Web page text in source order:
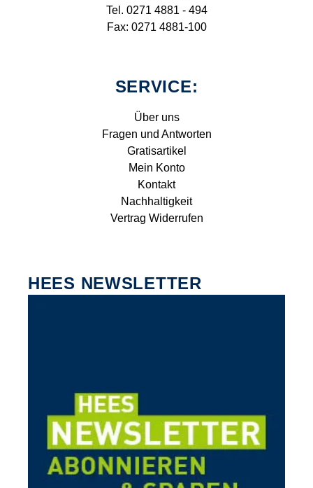
Tel. 0271 4881 - 494
Fax: 0271 4881-100
SERVICE:
Über uns
Fragen und Antworten
Gratisartikel
Mein Konto
Kontakt
Nachhaltigkeit
Vertrag Widerrufen
HEES NEWSLETTER